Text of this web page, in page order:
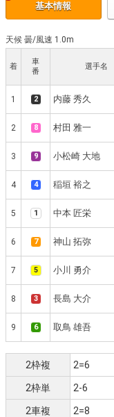
基本情報
天候 曇/風速 1.0m
着
車
番
選手名
1 2 内藤 秀久
2 8 村田 雅一
3 9 小松崎 大地
4 4 稲垣 裕之
5 1 中本 匠栄
6 7 神山 拓弥
7 5 小川 勇介
8 3 長島 大介
9 6 取鳥 雄吾
2枠複 2=6
2枠単 2-6
2車複 2=8